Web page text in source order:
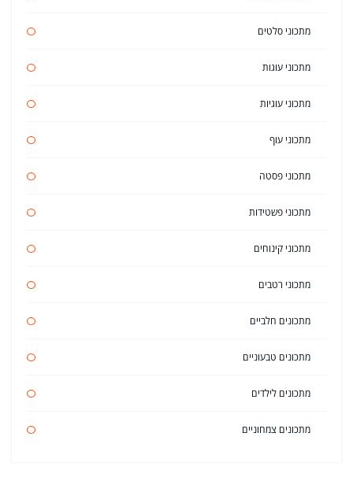
מתכוני סלטים
מתכוני עוגות
מתכוני עוגיות
מתכוני עוף
מתכוני פסטה
מתכוני פשטידות
מתכוני קינוחים
מתכוני רטבים
מתכונים חלביים
מתכונים טבעוניים
מתכונים לילדים
מתכונים צמחוניים